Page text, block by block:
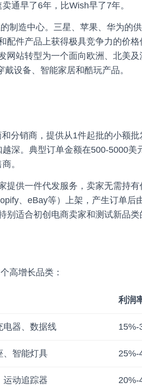
通早了6年，比Wish早了7年。
制造中心。三星、苹果、华为的
配件产品上获得极具竞争力的价格
网站转型为一个面向欧洲、北美及
设备、智能家居和酷玩产品。
和分销商，提供从1件起批的小额
深。典型订单金额在500-5000美
。
提供一件代发服务，卖家无需持有
、eBay等）上架，产生订单后
别适合初创电商卖家和测试新品类
高增长品类：
利润
电器、数据线 15%-
、智能灯具 25%-
运动追踪器 20%-